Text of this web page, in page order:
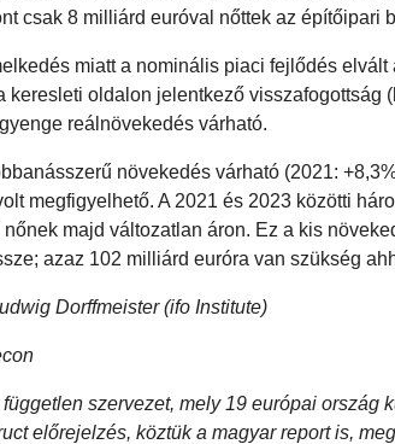
csak 8 milliárd euróval nőttek az építőipari
miatt a nominális piaci fejlődés
keresleti oldalon jelentkező
reálnövekedés várható.
növekedés várható (2021:
megfigyelhető. A 2021 és 2023 közötti
majd változatlan áron. Ez a kis
azaz 102 milliárd euróra van szükség
Dorffmeister (ifo Institute)
szervezet, mely 19 európai
előrejelzés, köztük a magyar report is,